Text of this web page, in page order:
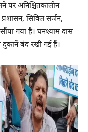
पर अनिश्चितकालीन
सिविल सर्जन,
गया है। घनश्याम दास
बंद रखी गई हैं।